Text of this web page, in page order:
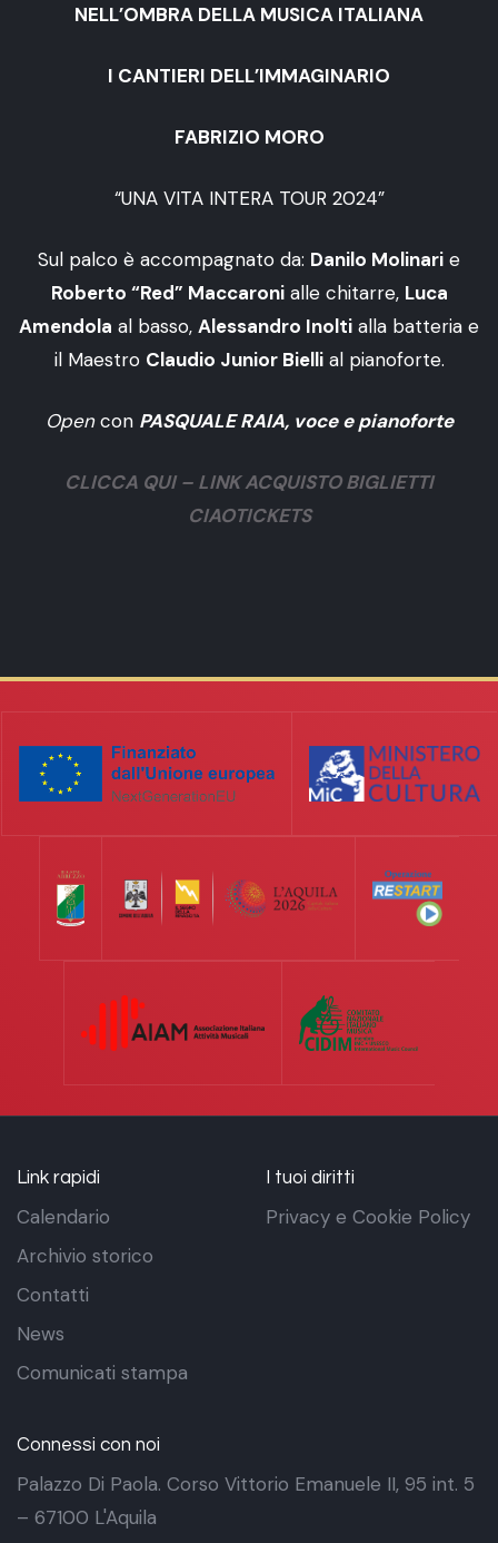
NELL’OMBRA DELLA MUSICA ITALIANA
I CANTIERI DELL’IMMAGINARIO
FABRIZIO MORO
“UNA VITA INTERA TOUR 2024”
Sul palco è accompagnato da: Danilo Molinari e
Roberto “Red” Maccaronialle chitarre, Luca
Amendola al basso, Alessandro Inolti alla batteria e
il Maestro Claudio Junior Biellial pianoforte.
Opencon PASQUALE RAIA, voce e pianoforte
CLICCA QUI – LINK ACQUISTO BIGLIETTI
CIAOTICKETS
Link rapidi
Calendario
Archivio storico
Contatti
News
Comunicati stampa
I tuoi diritti
Privacy e Cookie Policy
Connessi con noi
Palazzo Di Paola. Corso Vittorio Emanuele II, 95 int. 5
– 67100 L'Aquila